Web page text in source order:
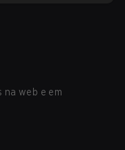
na web e em